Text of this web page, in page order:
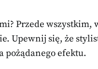
Przede
Upewnij się, że
pożądanego efektu.